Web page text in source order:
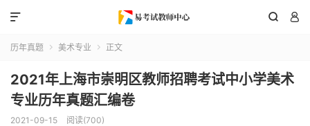
 

历年真题  美术专业  正文
2021年上海市崇明区教师招聘考试中小学美术
专业历年真题汇编卷
2021-09-15 阅读(700)